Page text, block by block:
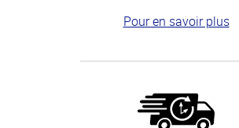
Pour en savoir plus